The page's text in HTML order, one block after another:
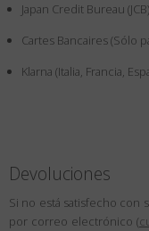
País
Japan Credit Bureau (JCB)
Cartes Bancaires (Sólo
Klarna (Italia, Francia,
Devoluciones
Si no está satisfecho con
por correo electrónico (